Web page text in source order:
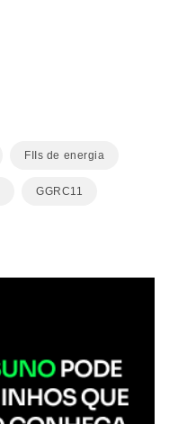
FIIs de energia
GGRC11